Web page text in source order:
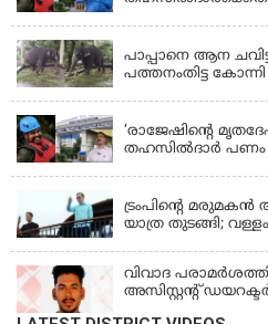
പാപ്പാനെ ആന
പത്തനംതിട്ട
‘രാജേഷിന്‍റെ
തഹസില്‍ദാര്‍ പണം
ട്രംപിന്റെ
യാത്ര തുടങ്ങി;
വിവാദ
അസിസ്റ്റന്റ്